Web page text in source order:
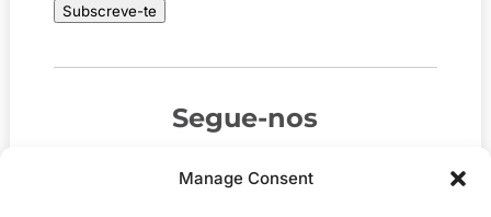
Manage Consent
Subscreve-te
Segue-nos